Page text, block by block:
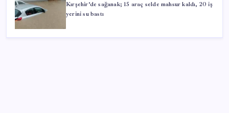
Kırşehir’de sağanak; 15 araç selde mahsur kaldı, 20 iş
yerini su bastı